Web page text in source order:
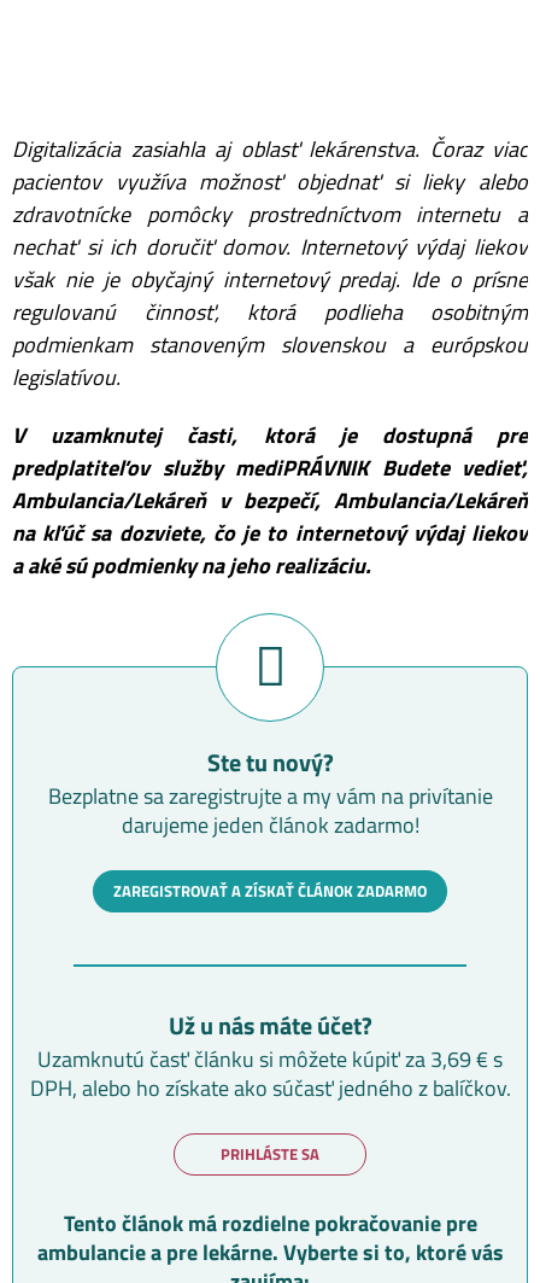
Digitalizácia zasiahla aj oblasť lekárenstva. Čoraz viac
pacientov využíva možnosť objednať si lieky alebo
zdravotnícke pomôcky prostredníctvom internetu a
nechať si ich doručiť domov. Internetový výdaj liekov
však nie je obyčajný internetový predaj. Ide o prísne
regulovanú činnosť, ktorá podlieha osobitným
podmienkam stanoveným slovenskou a európskou
legislatívou.
V uzamknutej časti, ktorá je dostupná pre
predplatiteľov služby mediPRÁVNIK Budete vedieť,
Ambulancia/Lekáreň v bezpečí, Ambulancia/Lekáreň
na kľúč sa dozviete, čo je to internetový výdaj liekov
a aké sú podmienky na jeho realizáciu.
Ste tu nový?
Bezplatne sa zaregistrujte a my vám na privítanie
darujeme jeden článok zadarmo!
ZAREGISTROVAŤ A ZÍSKAŤ ČLÁNOK ZADARMO
Už u nás máte účet?
Uzamknutú časť článku si môžete kúpiť za 3,69 € s
DPH,alebo ho získate ako súčasť jedného z balíčkov.
PRIHLÁSTE SA
Tento článok má rozdielne pokračovanie pre
ambulanciea pre lekárne. Vyberte si to, ktoré vás